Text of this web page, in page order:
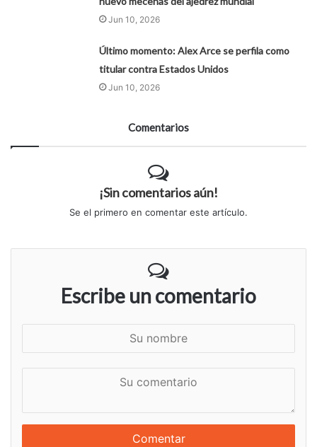
Jun 10, 2026
Último momento: Alex Arce se perfila como
titular contra Estados Unidos
Jun 10, 2026
Comentarios
¡Sin comentarios aún!
Se el primero en comentar este artículo.
Escribe un comentario